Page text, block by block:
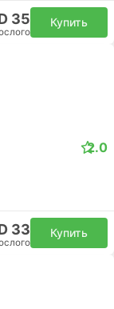
35 Купить
2.0
33 Купить